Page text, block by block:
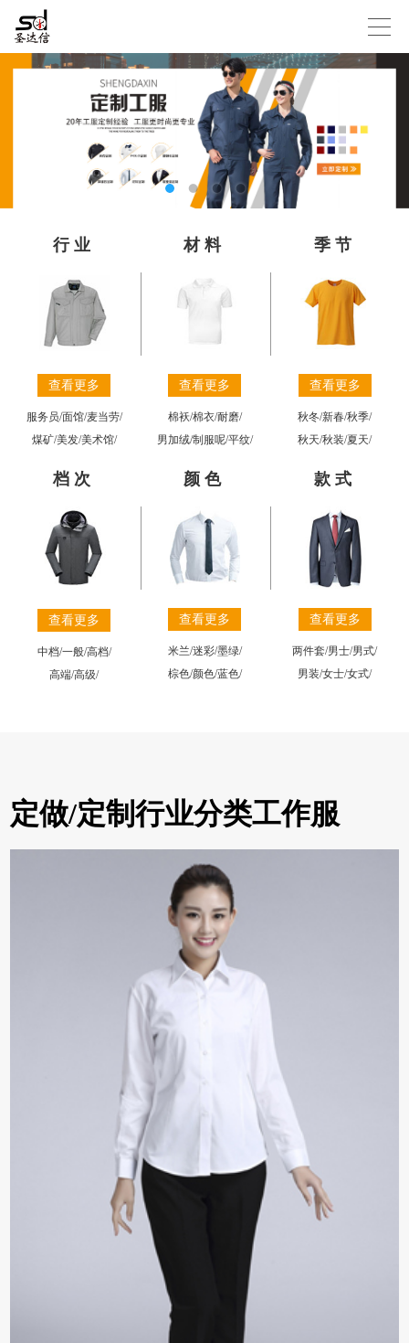
行业
查看更多
服务员/面馆/麦当劳/
煤矿/美发/美术馆/
材料
查看更多
棉袄/棉衣/耐磨/
男加绒/制服呢/平纹/
季节
查看更多
秋冬/新春/秋季/
秋天/秋装/夏天/
档次
查看更多
中档/一般/高档/
高端/高级/
颜色
查看更多
米兰/迷彩/墨绿/
棕色/颜色/蓝色/
款式
查看更多
两件套/男士/男式/
男装/女士/女式/
定做/定制行业分类工作服